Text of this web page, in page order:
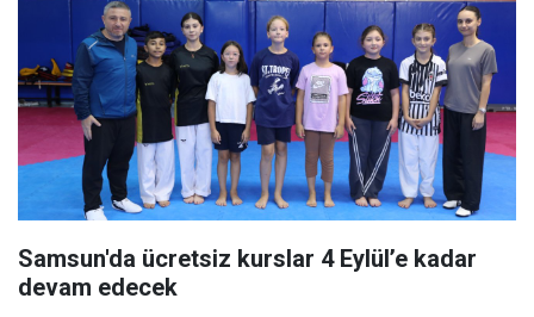
Samsun'da ücretsiz kurslar 4 Eylül’e kadar
devam edecek